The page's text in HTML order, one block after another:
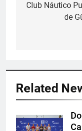
de
Club Náutico
de
Related